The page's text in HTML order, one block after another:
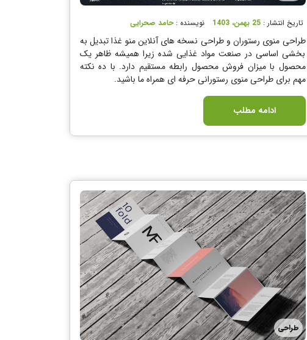
تاریخ انتشار :25 بهمن، 1403 نویسنده :حامد صحرایی
طراحی منوی رستوران و طراحی نسخه های آنلاین منو غذا تبدیل به
بخشی اساسی در صنعت مواد غذایی شده زیرا همیشه ظاهر یک
محصول با میزان فروش محصول رابطه مستقیم دارد. با ده نکته
مهم برای طراحی منوی رستورانی حرفه ای همراه ما باشید.
ادامه مطلب
طراحی